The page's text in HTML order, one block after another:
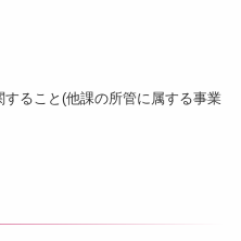
ること(他課の所管に属する事業